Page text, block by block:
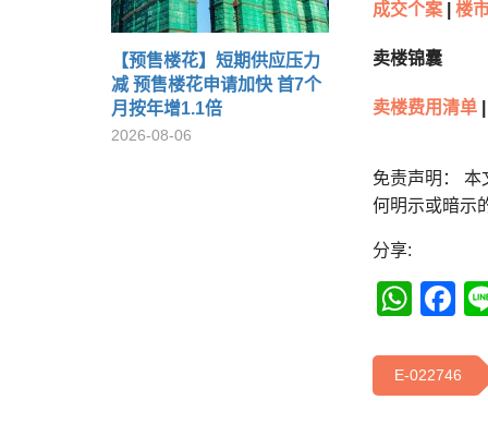
【预售楼花】短期供应压力
减 预售楼花申请加快 首7个
月按年增1.1倍
2026-08-06
成交个案 楼
卖楼锦囊
卖楼费用清单
免责声明：
何明示或暗示
分享:
E-022746